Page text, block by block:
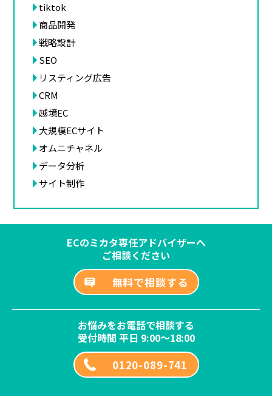
tiktok
商品開発
戦略設計
SEO
リスティング広告
CRM
越境EC
大規模ECサイト
オムニチャネル
データ分析
サイト制作
ECのミカタ専任アドバイザーへ
ご相談ください
無料で相談する
お悩みをお電話で相談する
受付時間 平日 9:00～18:00
0120-089-741